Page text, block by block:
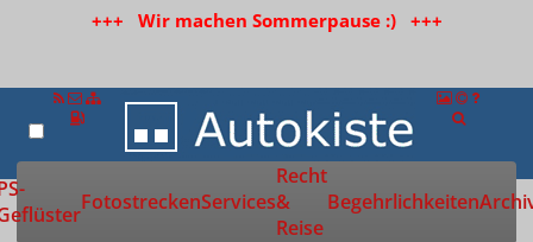
+++ Wir machen Sommerpause :) +++
Zur Startseite
FotostreckenServices
Recht
&
Reise
Begehrlichkeiten